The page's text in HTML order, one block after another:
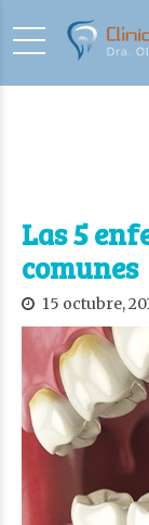
Las 5
comunes
15 octubre,